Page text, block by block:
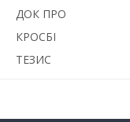
ДОК ПРО
КРОСБІ
ТЕЗИС